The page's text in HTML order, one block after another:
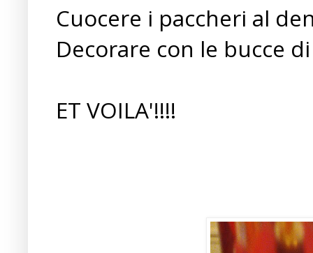
Cuocere i paccheri al
Decorare con le bucce
ET VOILA'!!!!